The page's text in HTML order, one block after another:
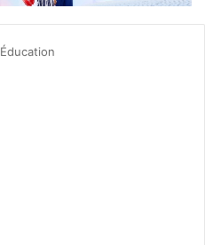
Éducation